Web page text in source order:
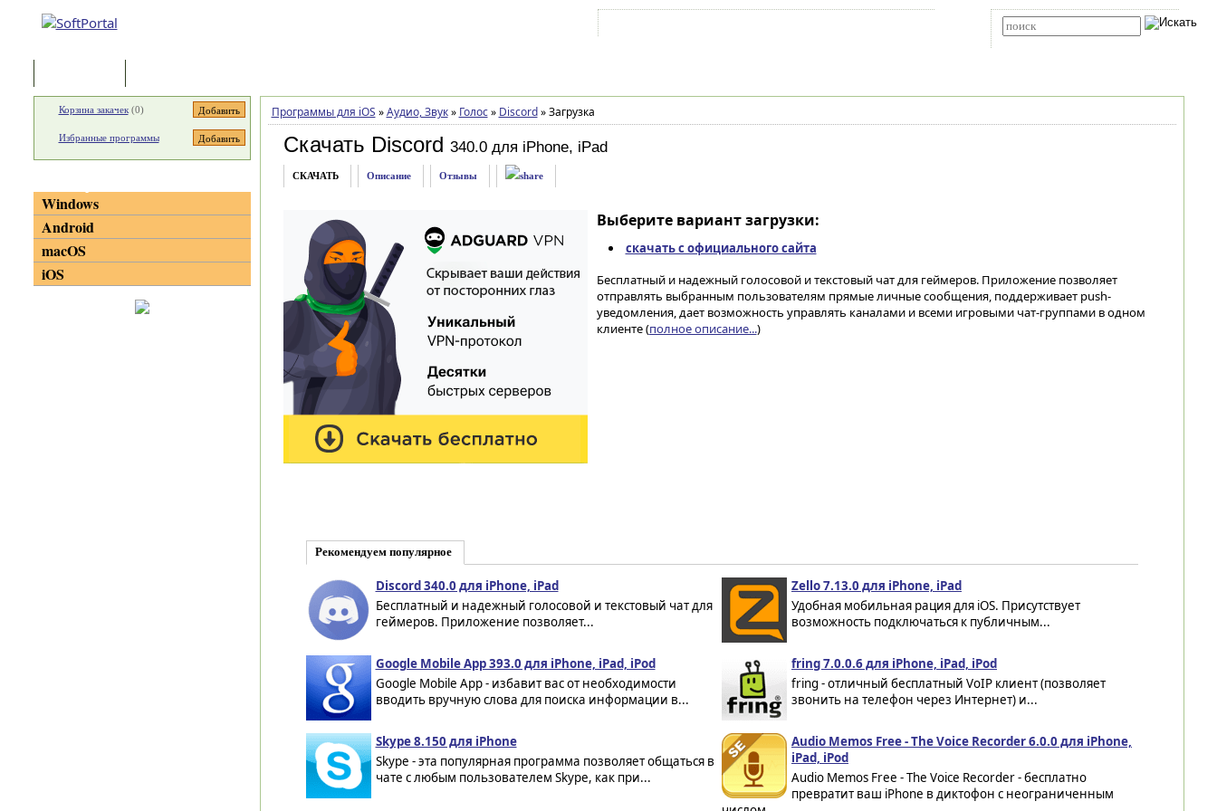
Программы для iOS » Аудио, Звук » Голос » Discord »Загрузка
Скачать Discord 340.0 для iPhone, iPad
СКАЧАТЬ Описание Отзывы
Выберите вариант загрузки:
скачать с официального сайта
Бесплатный и надежный голосовой и текстовый чат для геймеров. Приложение позволяет
отправлять выбранным пользователям прямые личные сообщения, поддерживает push-
уведомления, дает возможность управлять каналами и всеми игровыми чат-группами в одном
клиенте (полное описание...)
Рекомендуем популярное
Discord 340.0 для iPhone, iPad
Бесплатный и надежный голосовой и текстовый чат для
геймеров. Приложение позволяет...
Zello 7.13.0 для iPhone, iPad
Удобная мобильная рация для iOS. Присутствует
возможность подключаться к публичным...
Google Mobile App 393.0 для iPhone, iPad, iPod
Google Mobile App - избавит вас от необходимости
вводить вручную слова для поиска информации в...
fring 7.0.0.6 для iPhone, iPad, iPod
fring - отличный бесплатный VoIP клиент (позволяет
звонить на телефон через Интернет) и...
Skype 8.150 для iPhone
Skype - эта популярная программа позволяет общаться в
чате с любым пользователем Skype, как при...
Audio Memos Free - The Voice Recorder 6.0.0 для iPhone,
iPad, iPod
Audio Memos Free - The Voice Recorder - бесплатно
превратит ваш iPhone в диктофон с неограниченным
Корзина закачек(0)
Избранные программы
Windows
Android
macOS
iOS